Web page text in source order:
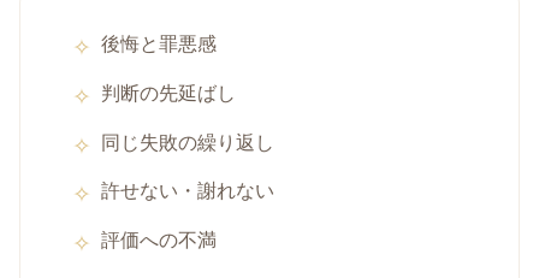
後悔と罪悪感
判断の先延ばし
同じ失敗の繰り返し
許せない・謝れない
評価への不満